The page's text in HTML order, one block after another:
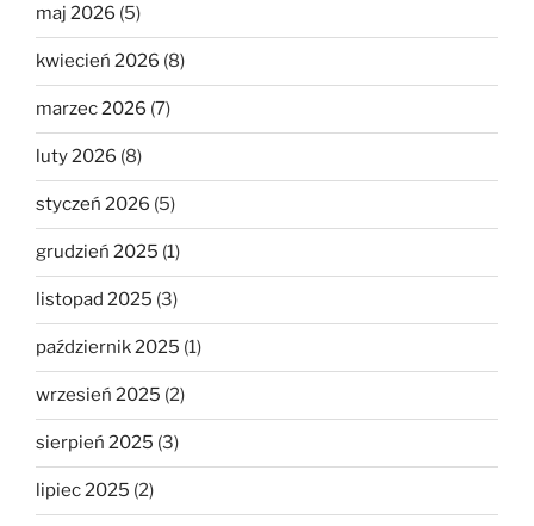
maj 2026 (5)
kwiecień 2026 (8)
marzec 2026 (7)
luty 2026 (8)
styczeń 2026 (5)
grudzień 2025 (1)
listopad 2025 (3)
październik 2025 (1)
wrzesień 2025 (2)
sierpień 2025 (3)
lipiec 2025 (2)